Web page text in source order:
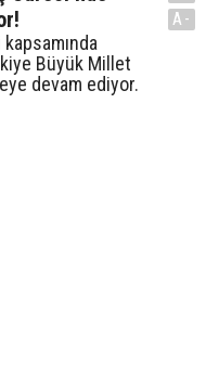
Büyük Millet
devam ediyor.
A-